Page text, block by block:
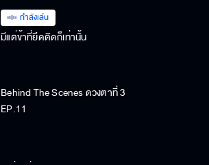
กำลังเล่น
มีแต่ข้าที่ยึดติดก็เท่านั้น
Behind The Scenes ดวงตาที่ 3
EP.11